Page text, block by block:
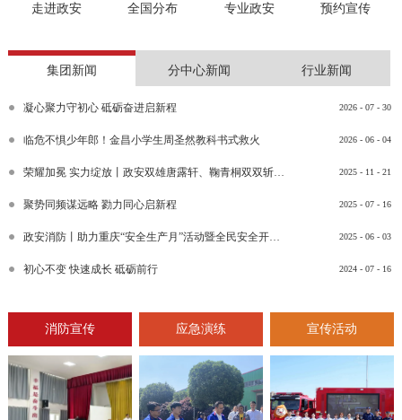
走进政安 全国分布 专业政安 预约宣传
集团新闻 分中心新闻 行业新闻
2026 - 07 - 30
凝心聚力守初心 砥砺奋进启新程
2026 - 06 - 04
临危不惧少年郎！金昌小学生周圣然教科书式救火
2025 - 11 - 21
荣耀加冕 实力绽放丨政安双雄唐露轩、鞠青桐双双斩获“渝消蓝盾讲师团金牌讲师”比武竞赛决赛大奖
2025 - 07 - 16
聚势同频谋远略 勠力同心启新程
2025 - 06 - 03
政安消防丨助力重庆“安全生产月”活动暨全民安全开放日活动
2024 - 07 - 16
初心不变 快速成长 砥砺前行
消防宣传 应急演练 宣传活动